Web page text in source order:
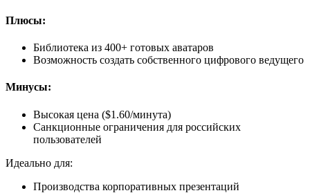
Плюсы:
Библиотека из 400+ готовых аватаров
Возможность создать собственного цифрового ведущего
Минусы:
Высокая цена ($1.60/минута)
Санкционные ограничения для российских
пользователей
Идеально для:
Производства корпоративных презентаций